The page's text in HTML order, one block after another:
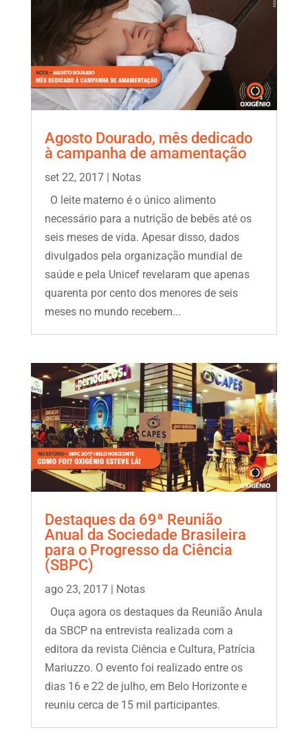
Agosto Dourado, mês dedicado
à campanha de amamentação
set 22, 2017| Notas
O leite materno é o único alimento
necessário para a nutrição de bebês até os
seis meses de vida. Apesar disso, dados
divulgados pela organização mundial de
saúde e pela Unicef revelaram que apenas
quarenta por cento dos menores de seis
meses no mundo recebem...
Destaques da 69ª Reunião
Anual da Sociedade Brasileira
para o Progresso da Ciência
(SBPC)
ago 23, 2017|
Notas
Ouça agora os destaques da Reunião Anula
da SBCP na entrevista realizada com a
editora da revista Ciência e Cultura, Patrícia
Mariuzzo. O evento foi realizado entre os
dias 16 e 22 de julho, em Belo Horizonte e
reuniu cerca de 15 mil participantes.